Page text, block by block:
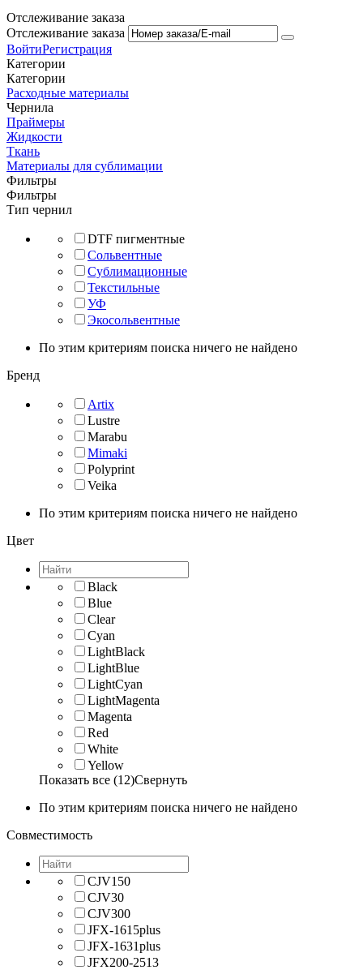
Отслеживание заказа
Отслеживание заказа
ВойтиРегистрация
Категории
Категории
Расходные материалы
Чернила
Праймеры
Жидкости
Ткань
Материалы для сублимации
Фильтры
Фильтры
Тип чернил
DTF пигментные
Сольвентные
Сублимационные
Текстильные
УФ
Экосольвентные
По этим критериям поиска ничего не найдено
Бренд
Artix
Lustre
Marabu
Mimaki
Polyprint
Veika
По этим критериям поиска ничего не найдено
Цвет
Black
Blue
Clear
Cyan
LightBlack
LightBlue
LightCyan
LightMagenta
Magenta
Red
White
Yellow
Показать все (12)Свернуть
По этим критериям поиска ничего не найдено
Совместимость
CJV150
CJV30
CJV300
JFX-1615plus
JFX-1631plus
JFX200-2513